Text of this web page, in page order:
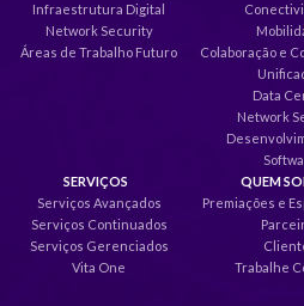
Infraestrutura Digital
Network Security
Áreas de Trabalho Futuro
Colaboração e
Data
Network
SERVIÇOS
Serviços Avançados
Serviços Continuados
Serviços Gerenciados
Vita One
QUEM
Premiações e
Trabalhe